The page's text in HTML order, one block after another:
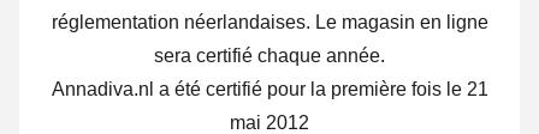
réglementation néerlandaises. Le magasin en ligne
sera certifié chaque année.
Annadiva.nl a été certifié pour la première fois le 21
mai 2012